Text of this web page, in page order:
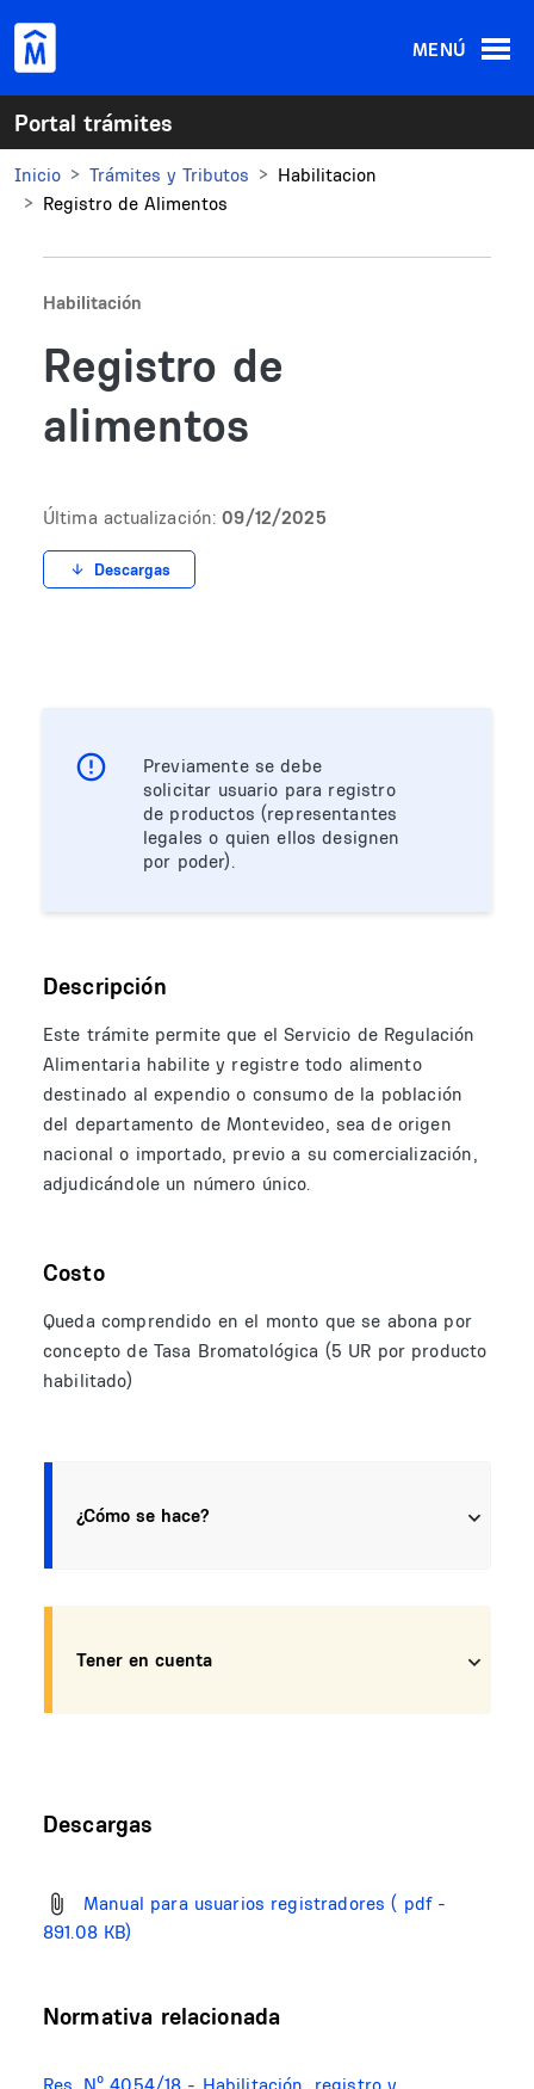
MENÚ
Portal trámites
Inicio Trámites y Tributos
Habilitacion
Registro de Alimentos
Habilitación
Registro de
alimentos
Última actualización: 09/12/2025
Descargas
Previamente se debe
solicitar usuario para registro
de productos (representantes
legales o quien ellos designen
por poder).
Descripción
Este trámite permite que el Servicio de Regulación
Alimentaria habilite y registre todo alimento
destinado al expendio o consumo de la población
del departamento de Montevideo, sea de origen
nacional o importado, previo a su comercialización,
adjudicándole un número único.
Costo
Queda comprendido en el monto que se abona por
concepto de Tasa Bromatológica (5 UR por producto
habilitado)
¿Cómo se hace?
Tener en cuenta
Descargas
Manual para usuarios registradores ( pdf -
891.08 KB)
Normativa relacionada